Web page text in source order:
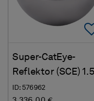
Super-CatEye-
Reflektor (SCE)
ID: 576962